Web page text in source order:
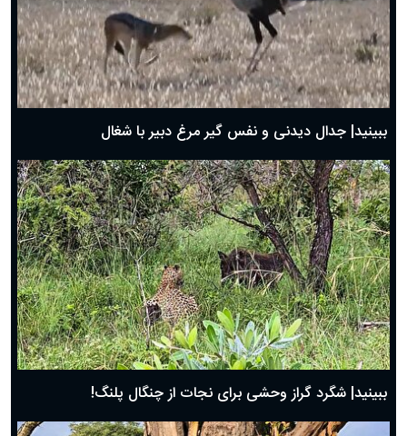
دعای روز دوم ماه مبارک رمضان ۱ اسفند ماه ۱۴۰۴
دعای روز اول ماه مبارک رمضان، ۳۰ بهمن ۱۴۰۴
حضرت زینب(س) چگونه از دنیا رفت؟
بهترین پیامک تبریک روز پدر ۱۴۰۴؛ جملات زیبا و صمیمانه
ببینید| جدال دیدنی و نفس گیر مرغ دبیر با شغال
ببینید| شگرد گراز وحشی برای نجات از چنگال پلنگ!